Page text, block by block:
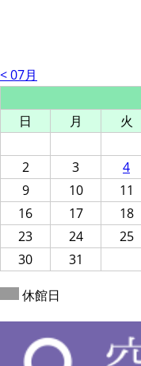
< 07月
日
月 火
2
3 4
9
10 11
16
17 18
23
24 25
30
31
休館日